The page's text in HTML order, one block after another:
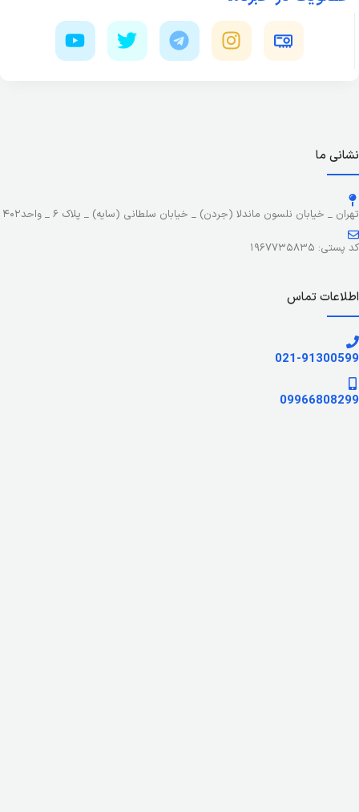
نشانی ما
تهران _ خیابان نلسون ماندلا (جردن) _ خیابان سلطانی (سایه) _ پلاک ۶ _ واحد۴۰۲
کد پستی: ۱۹۶۷۷۳۵۸۳۵
اطلاعات تماس
021-91300599
09966808299